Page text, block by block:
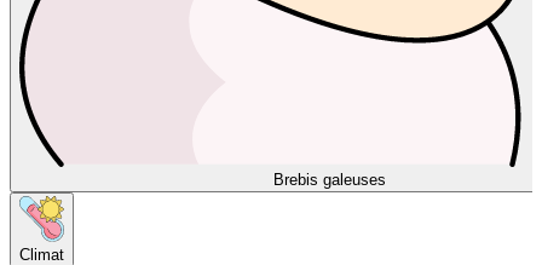
Brebis galeuses
Climat